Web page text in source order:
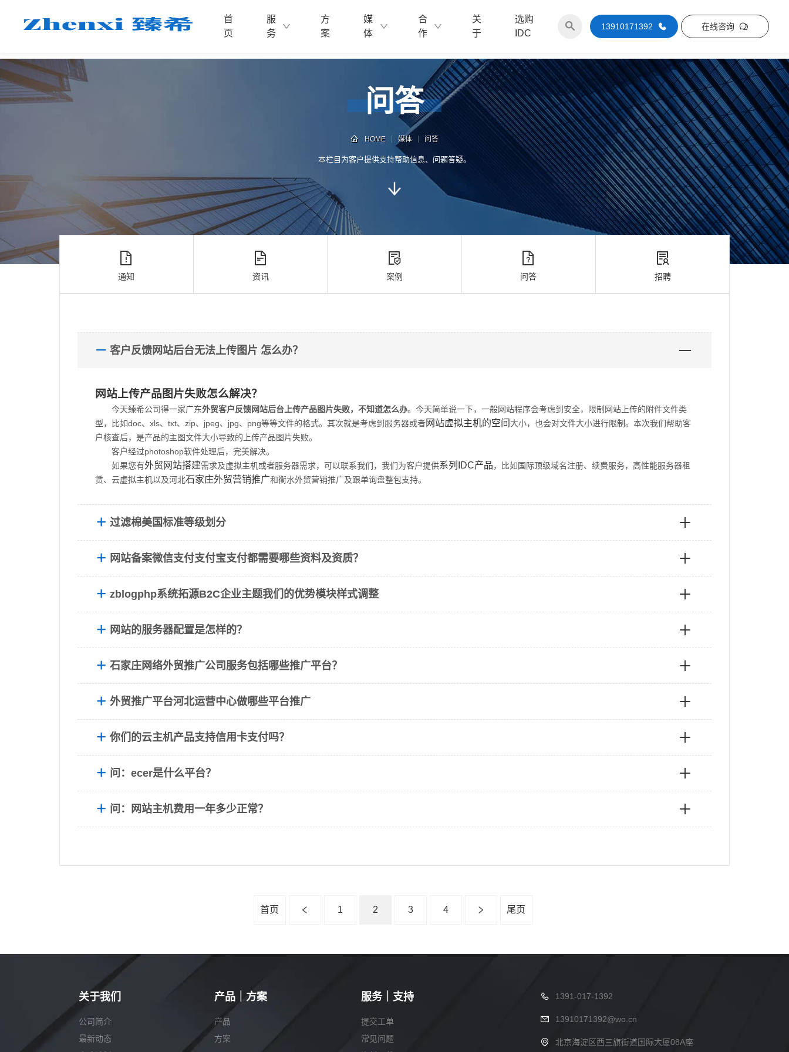
首
页
服
务
方
案
媒
体
合
作
关
于
选购
IDC
13910171392 在线咨询
首
页
服
例
联
系
电
话
问答
HOME 媒体 问答
本栏目为客户提供支持帮助信息、问题答疑。
通知 资讯 案例 问答 招聘
客户反馈网站后台无法上传图片 怎么办？
网站上传产品图片失败怎么解决？
今天臻希公司得一家广东外贸客户反馈网站后台上传产品图片失败，不知道怎么办。今天简单说一下，一般网站程序会考虑到安全，限制网站上传的附件文件类
型，比如doc、xls、txt、zip、jpeg、jpg、png等等文件的格式。其次就是考虑到服务器或者网站虚拟主机的空间大小，也会对文件大小进行限制。本次我们帮助客
户核查后，是产品的主图文件大小导致的上传产品图片失败。
客户经过photoshop软件处理后，完美解决。
如果您有外贸网站搭建需求及虚拟主机或者服务器需求，可以联系我们，我们为客户提供系列IDC产品，比如国际顶级域名注册、续费服务，高性能服务器租
赁、云虚拟主机以及河北石家庄外贸营销推广和衡水外贸营销推广及跟单询盘整包支持。
过滤棉美国标准等级划分
网站备案微信支付支付宝支付都需要哪些资料及资质？
zblogphp系统拓源B2C企业主题我们的优势模块样式调整
网站的服务器配置是怎样的？
石家庄网络外贸推广公司服务包括哪些推广平台？
外贸推广平台河北运营中心做哪些平台推广
你们的云主机产品支持信用卡支付吗？
问：ecer是什么平台？
问：网站主机费用一年多少正常？
首页 1 2 3 4 尾页
关于我们
公司简介
最新动态
产品｜方案
产品
方案
服务｜支持
提交工单
常见问题
1391-017-1392
13910171392@wo.cn
北京海淀区西三旗街道国际大厦08A座